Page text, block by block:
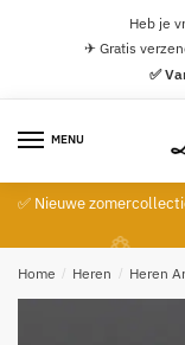
Heb je
✈ Gratis
✅
MENU
✅ Nieuwe
Home / Heren / Heren